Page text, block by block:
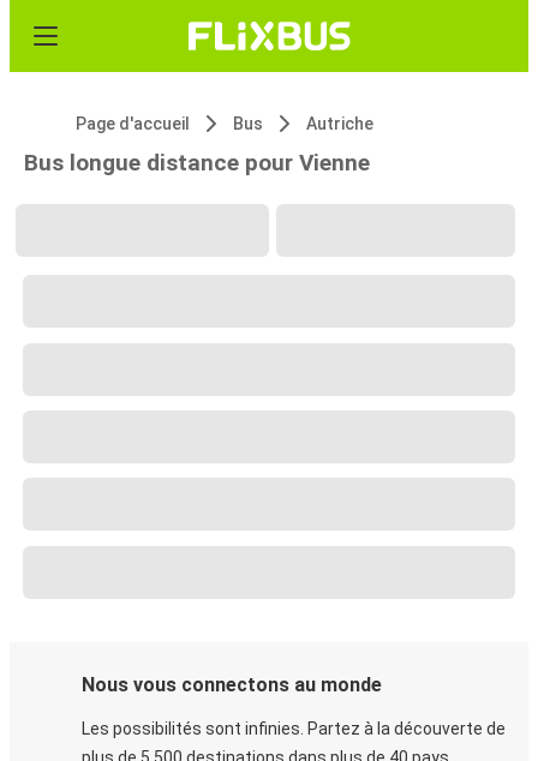
Page d'accueil Bus Autriche
Bus longue distance pour Vienne
Nous vous connectons au monde
Les possibilités sont infinies. Partez à la découverte de